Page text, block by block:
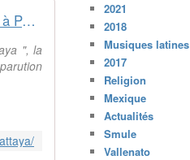
Bientôt la fin de la prostitution à Pattaya ?
", la
2021
2018
Musiques latines
2017
Religion
Mexique
Actualités
Smule
Vallenato